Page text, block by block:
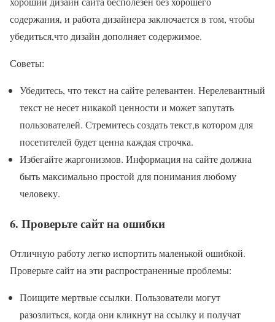
содержания, и работа дизайнера заключается в том, чтобы
убедиться,что дизайн дополняет содержимое.
Советы:
Убедитесь, что текст на сайте релевантен. Нерелевантный
текст не несет никакой ценности и может запутать
пользователей. Стремитесь создать текст,в котором для
посетителей будет ценна каждая строчка.
Избегайте жаргонизмов. Информация на сайте должна
быть максимально простой для понимания любому
человеку.
6. Проверьте сайт на ошибки
Отличную работу легко испортить маленькой ошибкой.
Проверьте сайт на эти распространенные проблемы:
Поищите мертвые ссылки. Пользователи могут
разозлиться, когда они кликнут на ссылку и получат